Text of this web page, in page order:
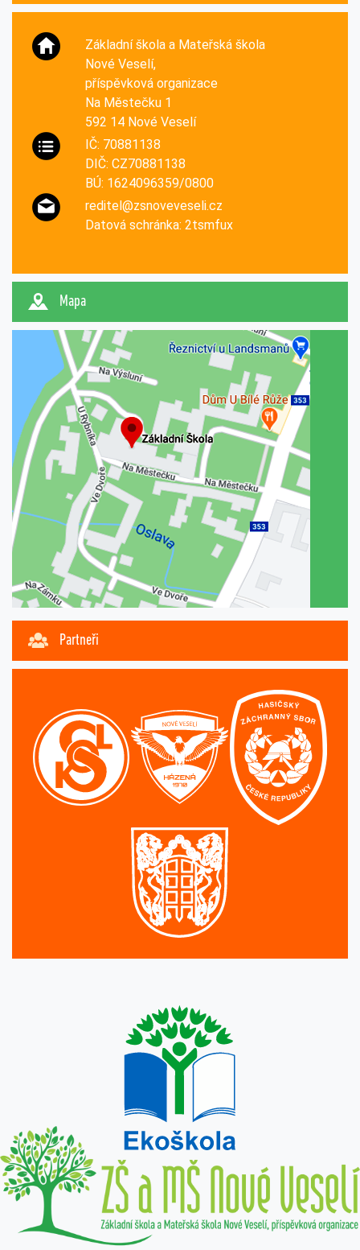
Základní škola a Mateřská škola
Nové Veselí,
příspěvková organizace
Na Městečku 1
592 14 Nové Veselí
IČ: 70881138
DIČ: CZ70881138
BÚ: 1624096359/0800
reditel@zsnoveveseli.cz
Datová schránka: 2tsmfux
Mapa
Partneři